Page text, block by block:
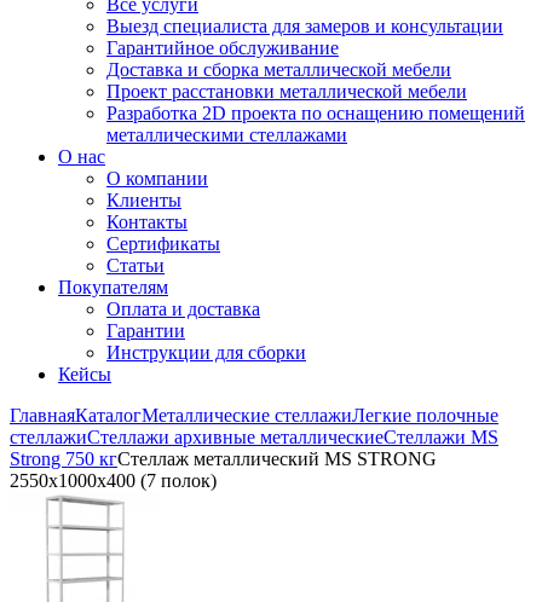
Все услуги
Выезд специалиста для замеров и консультации
Гарантийное обслуживание
Доставка и сборка металлической мебели
Проект расстановки металлической мебели
Разработка 2D проекта по оснащению помещений
металлическими стеллажами
О нас
О компании
Клиенты
Контакты
Сертификаты
Статьи
Покупателям
Оплата и доставка
Гарантии
Инструкции для сборки
Кейсы
ГлавнаяКаталогМеталлические стеллажиЛегкие полочные
стеллажиСтеллажи архивные металлическиеСтеллажи MS
Strong 750 кгСтеллаж металлический MS STRONG
2550x1000x400 (7 полок)